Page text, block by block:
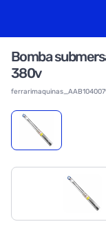
Bomba
380v